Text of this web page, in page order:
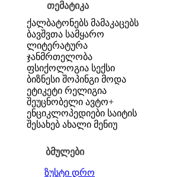
თემატიკა
ქალბატონებს მამაკაცებს
ბავშვთა სამყარო
ლიტერატურა
ჯანმრთელობა
ფსიქოლოგია სექსი
ბიზნესი შოპინგი მოდა
ეტიკეტი რელიგია
შეუცნობელი ავტო+
ენციკლოპედიები საიტის
შესახებ ახალი მენიუ
ბმულები
ზუსტი დრო